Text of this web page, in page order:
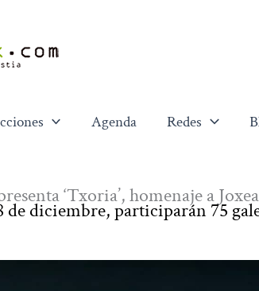
Agenda Redes
‘Txoria’, homenaje a
de diciembre, participarán 75